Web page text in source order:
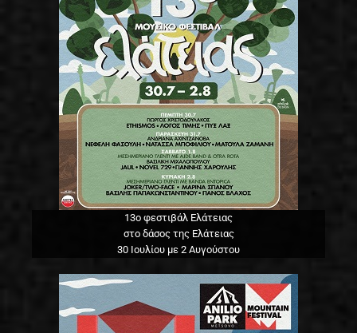
13o φεστιβάλ Ελάτειας
στο δάσος της Ελάτειας
30 Ιουλίου με 2 Αυγούστου